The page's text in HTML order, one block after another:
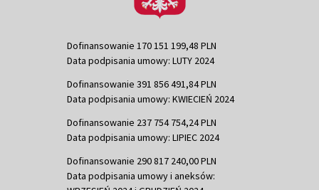
Dofinansowanie 170 151 199,48 PLN
Data podpisania umowy: LUTY 2024
Dofinansowanie 391 856 491,84 PLN
Data podpisania umowy: KWIECIEŃ 2024
Dofinansowanie 237 754 754,24 PLN
Data podpisania umowy: LIPIEC 2024
Dofinansowanie 290 817 240,00 PLN
Data podpisania umowy i aneksów: